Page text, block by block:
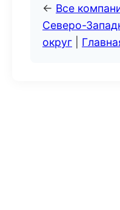
← Все
Северо-
округ